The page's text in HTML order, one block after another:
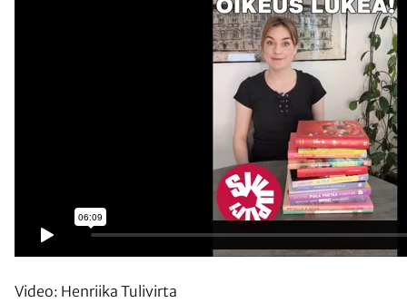
Video: Henriika Tulivirta